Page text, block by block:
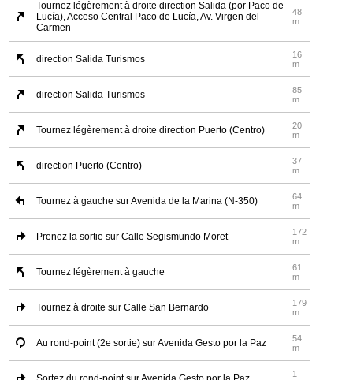
Tournez légèrement à droite direction Salida (por Paco de
Lucía), Acceso Central Paco de Lucía, Av. Virgen del
Carmen
48
m
direction Salida Turismos
16
m
direction Salida Turismos
85
m
Tournez légèrement à droite direction Puerto (Centro)
20
m
direction Puerto (Centro)
37
m
Tournez à gauche sur Avenida de la Marina (N-350)
64
m
Prenez la sortie sur Calle Segismundo Moret
172
m
Tournez légèrement à gauche
61
m
Tournez à droite sur Calle San Bernardo
179
m
Au rond-point (2e sortie) sur Avenida Gesto por la Paz
54
m
1